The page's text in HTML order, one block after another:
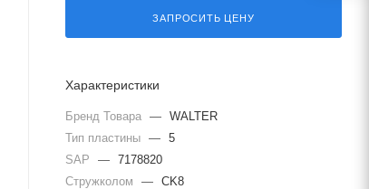
ЗАПРОСИТЬ ЦЕНУ
Характеристики
Бренд Товара — WALTER
Тип пластины — 5
SAP
— 7178820
Стружколом
— CK8